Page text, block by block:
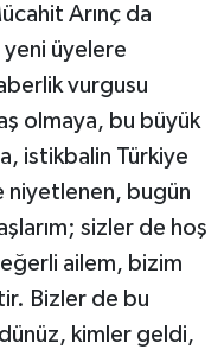
Arınç da
yeni üyelere
vurgusu
olmaya, bu büyük
istikbalin Türkiye
niyetlenen, bugün
sizler de hoş
ailem, bizim
Bizler de bu
kimler geldi,